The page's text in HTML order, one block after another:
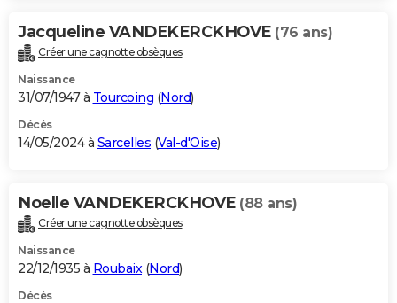
Jacqueline VANDEKERCKHOVE (76 ans)
Créer une cagnotte obsèques
Naissance
31/07/1947 à Tourcoing (Nord)
Décès
14/05/2024 à Sarcelles (Val-d'Oise)
Noelle VANDEKERCKHOVE (88 ans)
Créer une cagnotte obsèques
Naissance
22/12/1935 à Roubaix (Nord)
Décès